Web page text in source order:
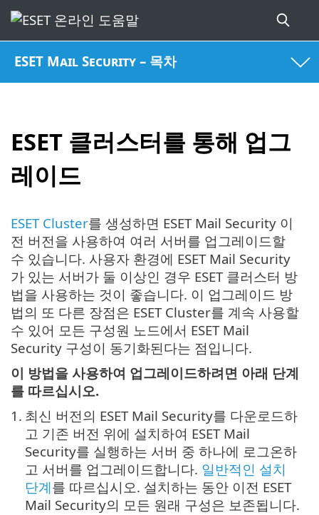
ESET Mail Security – 목차
ESET 클러스터를 통해 업그
레이드
ESET Cluster를 생성하면 ESET Mail Security 이
전 버전을 사용하여 여러 서버를 업그레이드할
수 있습니다. 사용자 환경에 ESET Mail Security
가 있는 서버가 둘 이상인 경우 ESET 클러스터 방
법을 사용하는 것이 좋습니다. 이 업그레이드 방
법의 또 다른 장점은 ESET Cluster를 계속 사용할
수 있어 모든 구성원 노드에서 ESET Mail
Security 구성이 동기화된다는 점입니다.
이 방법을 사용하여 업그레이드하려면 아래 단계
를 따르십시오.
1. 최신 버전의 ESET Mail Security를 다운로드하
고 기존 버전 위에 설치하여 ESET Mail
Security를 실행하는 서버 중 하나에 로그온하
고 서버를 업그레이드합니다. 일반적인 설치
단계를 따르십시오. 설치하는 동안 이전 ESET
Mail Security의 모든 원래 구성은 보존됩니다.